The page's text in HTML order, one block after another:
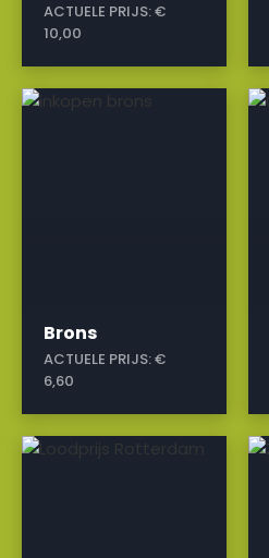
ACTUELE PRIJS:€
10,00
Brons
ACTUELE PRIJS:€
6,60
a a
a a